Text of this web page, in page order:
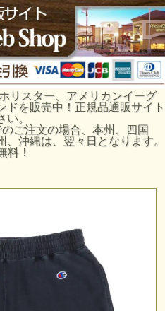
リスター、アメリカンイーグ
ドを販売中！正規品通販サイト
。
ご注文の場合、本州、四国
沖縄は、翌々日となります。
料！